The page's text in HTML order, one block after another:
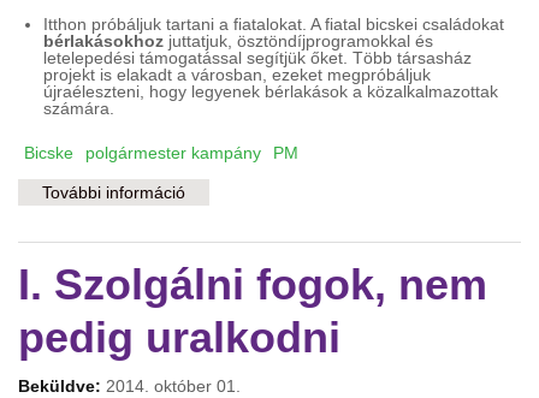
Itthon próbáljuk tartani a fiatalokat. A fiatal bicskei családokat
bérlakásokhoz juttatjuk, ösztöndíjprogramokkal és
letelepedési támogatással segítjük őket. Több társasház
projekt is elakadt a városban, ezeket megpróbáljuk
újraéleszteni, hogy legyenek bérlakások a közalkalmazottak
számára.
Bicske polgármester kampány PM
További információ
I. Szolgálni fogok, nem
pedig uralkodni
Beküldve: 2014. október 01.